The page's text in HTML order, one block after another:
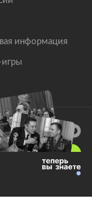
информация